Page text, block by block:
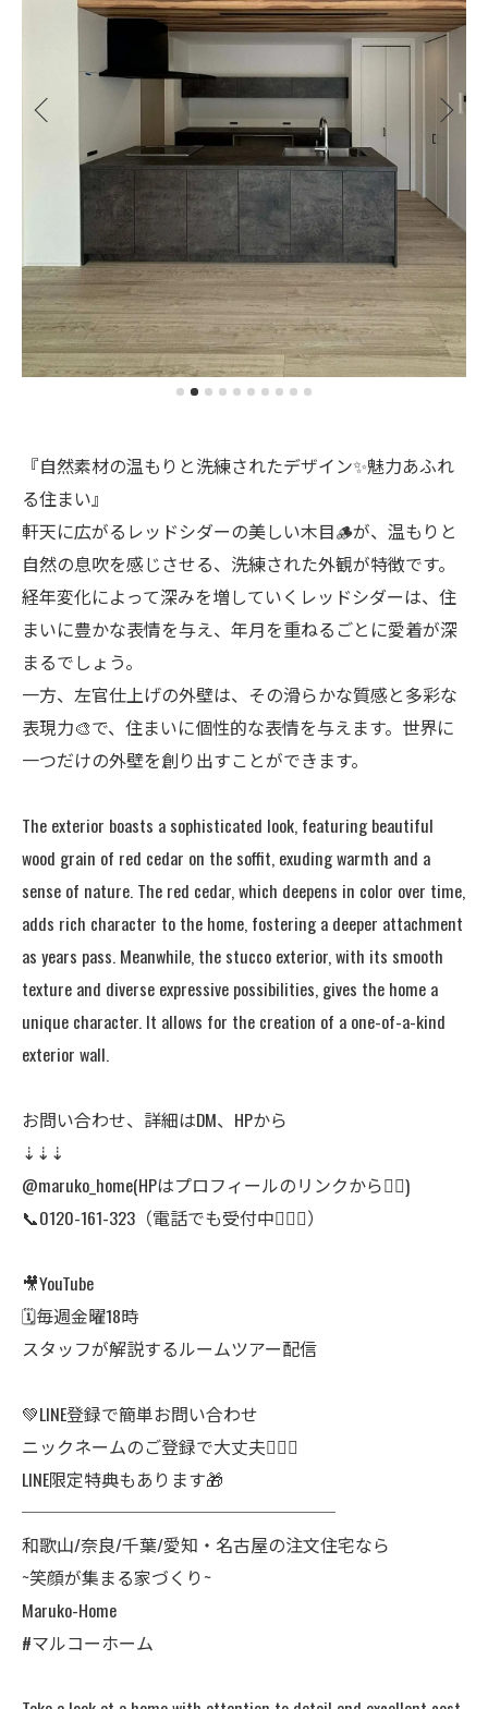
『自然素材の温もりと洗練されたデザイン✨魅力あふれ
る住まい』
軒天に広がるレッドシダーの美しい木目🪵が、温もりと
自然の息吹を感じさせる、洗練された外観が特徴です。
経年変化によって深みを増していくレッドシダーは、住
まいに豊かな表情を与え、年月を重ねるごとに愛着が深
まるでしょう。
一方、左官仕上げの外壁は、その滑らかな質感と多彩な
表現力🎨で、住まいに個性的な表情を与えます。世界に
一つだけの外壁を創り出すことができます。
The exterior boasts a sophisticated look, featuring beautiful
wood grain of red cedar on the soffit, exuding warmth and a
sense of nature. The red cedar, which deepens in color over time,
adds rich character to the home, fostering a deeper attachment
as years pass. Meanwhile, the stucco exterior, with its smooth
texture and diverse expressive possibilities, gives the home a
unique character. It allows for the creation of a one-of-a-kind
exterior wall.
お問い合わせ、詳細はDM、HPから
⇣⇣⇣
@maruko_home(HPはプロフィールのリンクから👆🏻)
📞0120-161-323（電話でも受付中🙆🏻‍♀️）
🎥YouTube
🗓毎週金曜18時
スタッフが解説するルームツアー配信
💚LINE登録で簡単お問い合わせ
ニックネームのご登録で大丈夫🙆🏻‍♀️
LINE限定特典もあります🎁
──────────────────
和歌山/奈良/千葉/愛知・名古屋の注文住宅なら
~笑顔が集まる家づくり~
Maruko-Home
#マルコーホーム